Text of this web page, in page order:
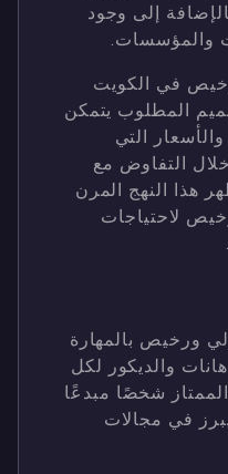
إلى وجود
والمؤسسات.
في الكويت
المطلوب يتمكن
التي
التفاوض مع
هذا النهج المرن
لاحتياجات
ورخيص بالمهارة
والديكور لكل
الممتاز شخصًا مبدعًا
في مجالات